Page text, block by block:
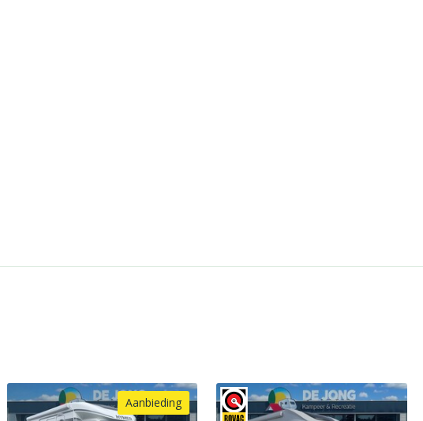
Aanbieding